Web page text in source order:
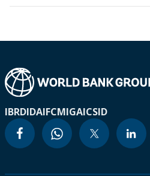
IBRDIDAIFCMIGAICSID